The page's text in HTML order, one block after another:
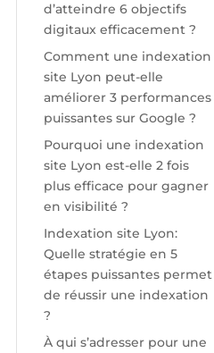
d’atteindre 6 objectifs
digitaux efficacement ?
Comment une indexation
site Lyon peut-elle
améliorer 3 performances
puissantes sur Google ?
Pourquoi une indexation
site Lyon est-elle 2 fois
plus efficace pour gagner
en visibilité ?
Indexation site Lyon:
Quelle stratégie en 5
étapes puissantes permet
de réussir une indexation
?
À qui s’adresser pour une